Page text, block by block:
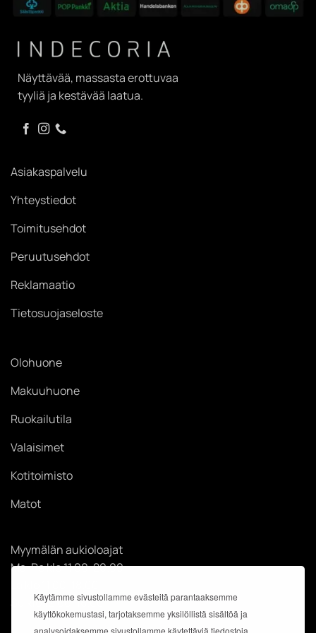
Käytämme sivustollamme evästeitä parantaaksemme
käyttökokemustasi, tarjotaksemme yksilöllistä sisältöä ja
analysoidaksemme sivustollamme käytettäviä tiedostoja.
Näyttävää, massasta erottuvaa
tyyliä ja kestävää laatua.
Asiakaspalvelu
Yhteystiedot
Toimitusehdot
Peruutusehdot
Reklamaatio
Tietosuojaseloste
Olohuone
Makuuhuone
Ruokailutila
Valaisimet
Kotitoimisto
Matot
Myymälän aukioloajat
Ma-Pe klo 11.00-20.00
Su klo 12.00-18.00